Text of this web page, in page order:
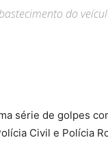
do
série de golpes
Civil e Polícia